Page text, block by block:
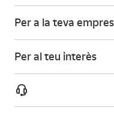
Per a la teva
Per al teu interès